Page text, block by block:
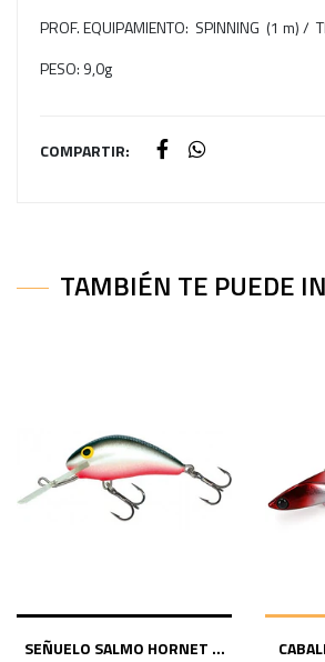
PROF. EQUIPAMIENTO: SPINNING (1 m) /
PESO: 9,0g
COMPARTIR:
TAMBIÉN TE PUEDE
SEÑUELO SALMO HORNET ...